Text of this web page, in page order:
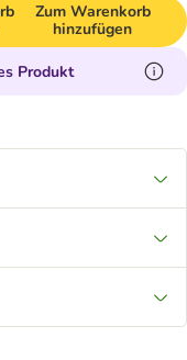
Zum Warenkorb
hinzufügen
Produkt